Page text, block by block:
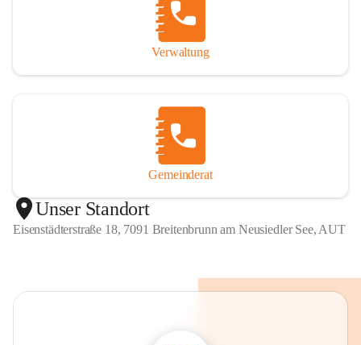
Verwaltung
Gemeinderat
Unser Standort
Eisenstädterstraße 18, 7091 Breitenbrunn am Neusiedler See, AUT